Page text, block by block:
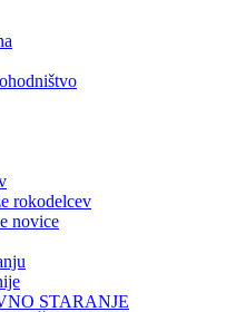
rokodelcev
novice
STARANJE